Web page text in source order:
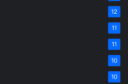
12
11
11
10
10